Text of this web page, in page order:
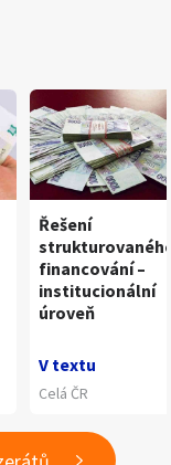
Řešení
financování –
institucionální
úroveň
V textu
Celá ČR